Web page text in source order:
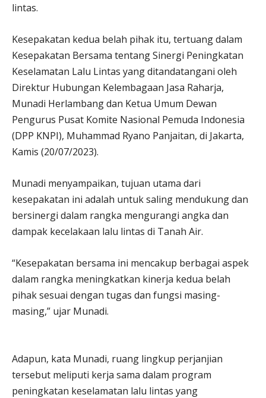
lintas.
Kesepakatan kedua belah pihak itu, tertuang dalam
Kesepakatan Bersama tentang Sinergi Peningkatan
Keselamatan Lalu Lintas yang ditandatangani oleh
Direktur Hubungan Kelembagaan Jasa Raharja,
Munadi Herlambang dan Ketua Umum Dewan
Pengurus Pusat Komite Nasional Pemuda Indonesia
(DPP KNPI), Muhammad Ryano Panjaitan, di Jakarta,
Kamis (20/07/2023).
Munadi menyampaikan, tujuan utama dari
kesepakatan ini adalah untuk saling mendukung dan
bersinergi dalam rangka mengurangi angka dan
dampak kecelakaan lalu lintas di Tanah Air.
“Kesepakatan bersama ini mencakup berbagai aspek
dalam rangka meningkatkan kinerja kedua belah
pihak sesuai dengan tugas dan fungsi masing-
masing,” ujar Munadi.
Adapun, kata Munadi, ruang lingkup perjanjian
tersebut meliputi kerja sama dalam program
peningkatan keselamatan lalu lintas yang